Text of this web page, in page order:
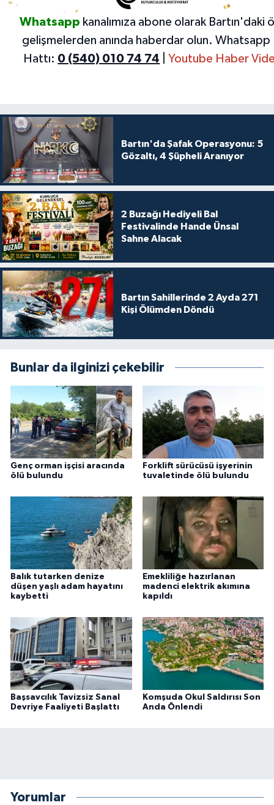
Whatsapp kanalımıza abone olarak Bartın'daki
gelişmelerden anında haberdar olun. Whatsapp
Hattı: 0 (540) 010 74 74 Youtube Haber
Bartın'da Şafak Operasyonu: 5
Gözaltı, 4 Şüpheli Aranıyor
2 Buzağı Hediyeli Bal
Festivalinde Hande Ünsal
Sahne Alacak
Bartın Sahillerinde 2 Ayda 271
Kişi Ölümden Döndü
Bunlar da ilginizi çekebilir
Genç orman işçisi aracında
ölü bulundu
Forklift sürücüsü işyerinin
tuvaletinde ölü bulundu
Balık tutarken denize
düşen yaşlı adam hayatını
kaybetti
Emekliliğe hazırlanan
madenci elektrik akımına
kapıldı
Başsavcılık Tavizsiz Sanal
Devriye Faaliyeti Başlattı
Komşuda Okul Saldırısı Son
Anda Önlendi
Yorumlar